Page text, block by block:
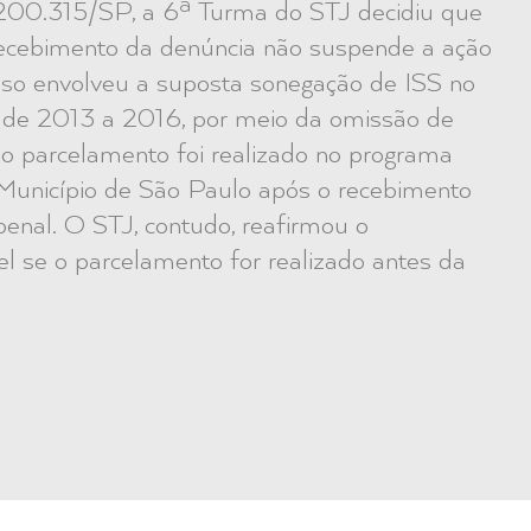
SP, a 6ª Turma do STJ decidiu que
da denúncia não suspende a ação
envolveu a suposta sonegação de ISS no
2013 a 2016, por meio da omissão de
parcelamento foi realizado no programa
de São Paulo após o recebimento
O STJ, contudo, reafirmou o
se o parcelamento for realizado antes da